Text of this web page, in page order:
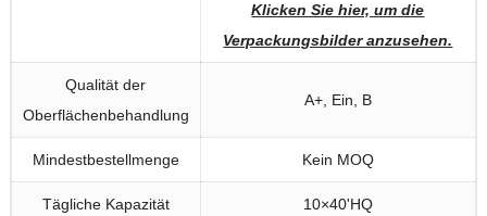
Klicken Sie hier, um die
Verpackungsbilder anzusehen.
Qualität der
Oberflächenbehandlung
A+, Ein, B
Mindestbestellmenge Kein MOQ
Tägliche Kapazität 10×40'HQ